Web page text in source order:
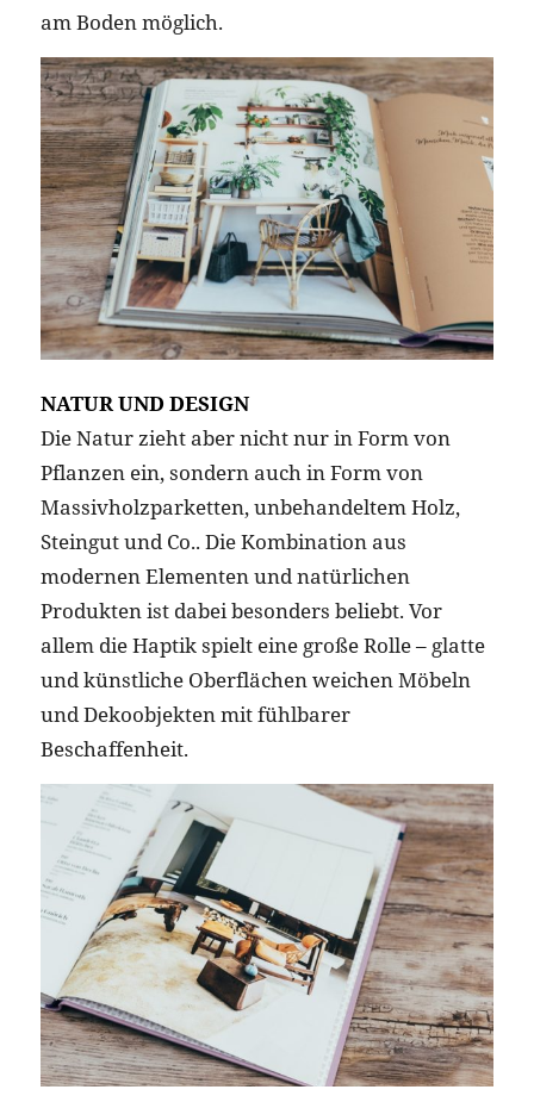
am Boden möglich.
NATUR UND DESIGN
Die Natur zieht aber nicht nur in Form von
Pflanzen ein, sondern auch in Form von
Massivholzparketten, unbehandeltem Holz,
Steingut und Co.. Die Kombination aus
modernen Elementen und natürlichen
Produkten ist dabei besonders beliebt. Vor
allem die Haptik spielt eine große Rolle – glatte
und künstliche Oberflächen weichen Möbeln
und Dekoobjekten mit fühlbarer
Beschaffenheit.